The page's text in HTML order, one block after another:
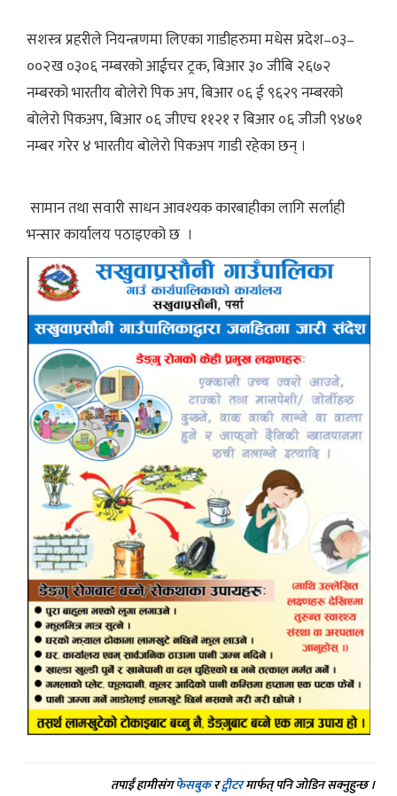
सशस्त्र प्रहरीले नियन्त्रणमा लिएका गाडीहरुमा मधेस प्रदेश–०३–
००२ख ०३०६ नम्बरको आईचर ट्रक, बिआर ३० जीबि २६७२
नम्बरको भारतीय बोलेरो पिक अप, बिआर ०६ ई ९६२९ नम्बरको
बोलेरो पिकअप, बिआर ०६ जीएच ११२१ र बिआर ०६ जीजी ९४७१
नम्बर गरेर ४ भारतीय बोलेरो पिकअप गाडी रहेका छन् ।
सामान तथा सवारी साधन आवश्यक कारबाहीका लागि सर्लाही
भन्सार कार्यालय पठाइएको छ ।
तपाईं हामीसंगफेसबुकरट्वीटरमार्फत् पनि जोडिन सक्नुहुन्छ ।